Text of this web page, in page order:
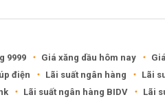
9999 Giá xăng dầu hôm nay
điện Lãi suất ngân hàng Lãi
Lãi suất ngân hàng BIDV Lãi